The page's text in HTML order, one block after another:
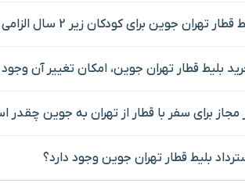
تهران جوین برای کودکان زیر 2 سال الزامی است؟
بلیط قطار تهران جوین، امکان تغییر آن وجود
مجاز برای سفر با قطار از تهران به جوین چقدر
بلیط قطار تهران جوین وجود دارد؟